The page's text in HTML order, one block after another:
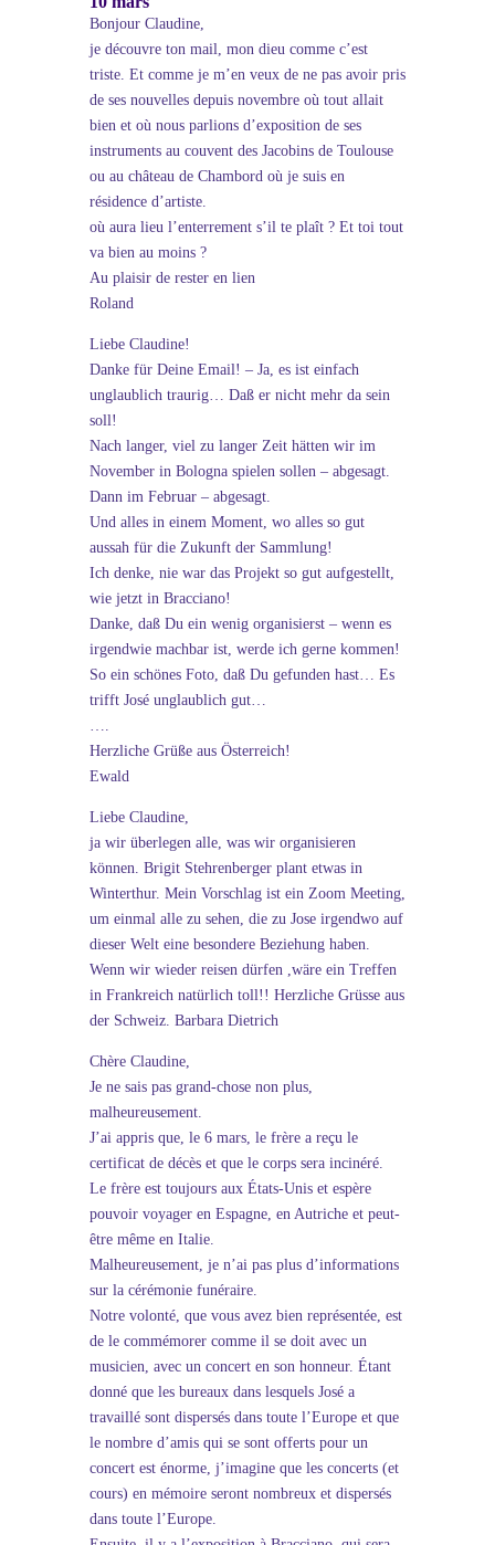
Bonjour Claudine,
je découvre ton mail, mon dieu comme c’est
triste. Et comme je m’en veux de ne pas avoir pris
de ses nouvelles depuis novembre où tout allait
bien et où nous parlions d’exposition de ses
instruments au couvent des Jacobins de Toulouse
ou au château de Chambord où je suis en
résidence d’artiste.
où aura lieu l’enterrement s’il te plaît ? Et toi tout
va bien au moins ?
Au plaisir de rester en lien
Roland
Liebe Claudine!
Danke für Deine Email! – Ja, es ist einfach
unglaublich traurig… Daß er nicht mehr da sein
soll!
Nach langer, viel zu langer Zeit hätten wir im
November in Bologna spielen sollen – abgesagt.
Dann im Februar – abgesagt.
Und alles in einem Moment, wo alles so gut
aussah für die Zukunft der Sammlung!
Ich denke, nie war das Projekt so gut aufgestellt,
wie jetzt in Bracciano!
Danke, daß Du ein wenig organisierst – wenn es
irgendwie machbar ist, werde ich gerne kommen!
So ein schönes Foto, daß Du gefunden hast… Es
trifft José unglaublich gut…
….
Herzliche Grüße aus Österreich!
Ewald
Liebe Claudine,
ja wir überlegen alle, was wir organisieren
können. Brigit Stehrenberger plant etwas in
Winterthur. Mein Vorschlag ist ein Zoom Meeting,
um einmal alle zu sehen, die zu Jose irgendwo auf
dieser Welt eine besondere Beziehung haben.
Wenn wir wieder reisen dürfen ,wäre ein Treffen
in Frankreich natürlich toll!! Herzliche Grüsse aus
der Schweiz. Barbara Dietrich
Chère Claudine,
Je ne sais pas grand-chose non plus,
malheureusement.
J’ai appris que, le 6 mars, le frère a reçu le
certificat de décès et que le corps sera incinéré.
Le frère est toujours aux États-Unis et espère
pouvoir voyager en Espagne, en Autriche et peut-
être même en Italie.
Malheureusement, je n’ai pas plus d’informations
sur la cérémonie funéraire.
Notre volonté, que vous avez bien représentée, est
de le commémorer comme il se doit avec un
musicien, avec un concert en son honneur. Étant
donné que les bureaux dans lesquels José a
travaillé sont dispersés dans toute l’Europe et que
le nombre d’amis qui se sont offerts pour un
concert est énorme, j’imagine que les concerts (et
cours) en mémoire seront nombreux et dispersés
dans toute l’Europe.